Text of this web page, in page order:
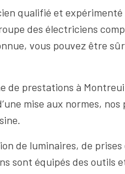
qualifié et
des électriciens
vous pouvez être
prestations à
mise aux normes,
de luminaires, de
sont équipés des outils